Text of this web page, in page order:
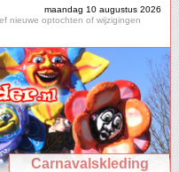
maandag 10 augustus 2026
nieuwe optochten of wijzigingen
Carnavalskleding